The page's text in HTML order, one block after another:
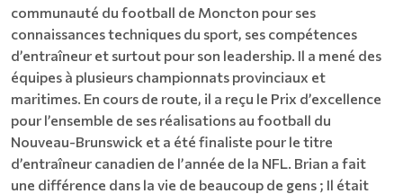
communauté du football de Moncton pour ses
connaissances techniques du sport, ses compétences
d’entraîneur et surtout pour son leadership. Il a mené des
équipes à plusieurs championnats provinciaux et
maritimes. En cours de route, il a reçu le Prix d’excellence
pour l’ensemble de ses réalisations au football du
Nouveau-Brunswick et a été finaliste pour le titre
d’entraîneur canadien de l’année de la NFL. Brian a fait
une différence dans la vie de beaucoup de gens ; Il était